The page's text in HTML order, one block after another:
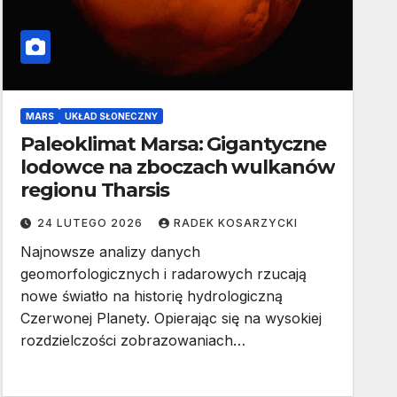
MARS UKŁAD SŁONECZNY
Paleoklimat Marsa: Gigantyczne
lodowce na zboczach wulkanów
regionu Tharsis
24 LUTEGO 2026 RADEK KOSARZYCKI
Najnowsze analizy danych
geomorfologicznych i radarowych rzucają
nowe światło na historię hydrologiczną
Czerwonej Planety. Opierając się na wysokiej
rozdzielczości zobrazowaniach…